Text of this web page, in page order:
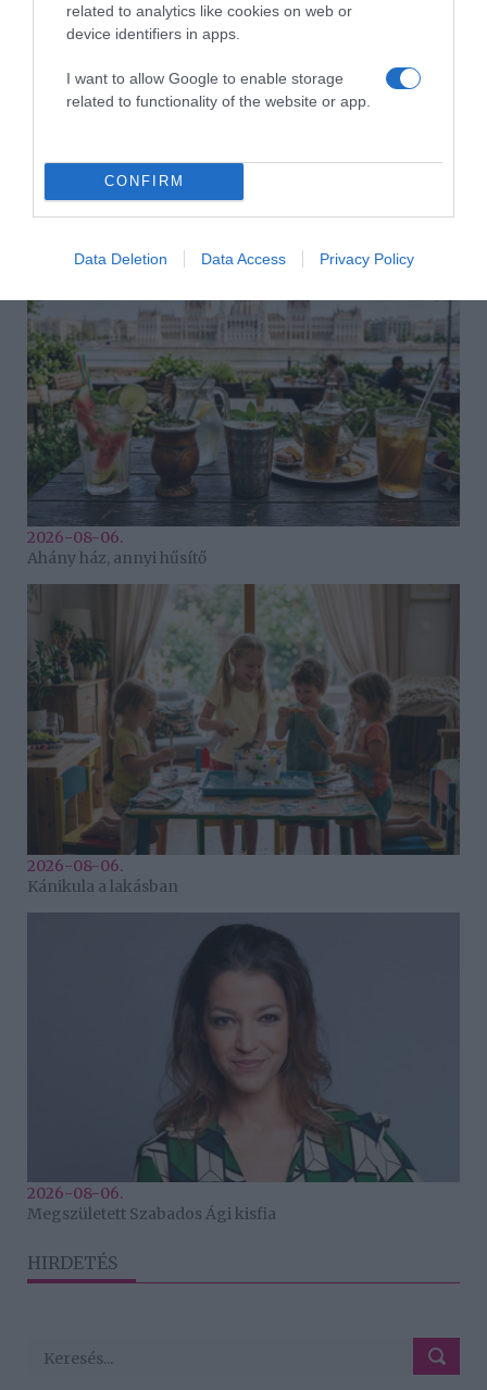
related to analytics like cookies on web or
device identifiers in apps.
I want to allow Google to enable storage
related to functionality of the website or app.
CONFIRM
Data Deletion Data Access Privacy Policy
2026-08-06.
Ahány ház, annyi hűsítő
2026-08-06.
Kánikula a lakásban
2026-08-06.
Megszületett Szabados Ági kisfia
HIRDETÉS